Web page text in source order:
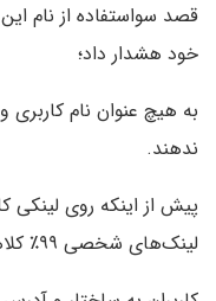
قصد سواستفاده از نام
خود هشدار داد؛
به هیچ عنوان نام کاربری و
ندهند.
پیش از اینکه روی لینکی
لینک‌های شخصی ۹۹٪ کلاهبرداری هستند.